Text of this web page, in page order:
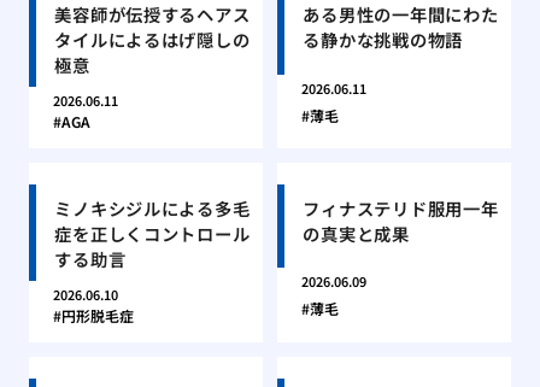
美容師が伝授するヘアス
タイルによるはげ隠しの
極意
2026.06.11
AGA
ある男性の一年間にわた
る静かな挑戦の物語
2026.06.11
薄毛
ミノキシジルによる多毛
症を正しくコントロール
する助言
2026.06.10
円形脱毛症
フィナステリド服用一年
の真実と成果
2026.06.09
薄毛